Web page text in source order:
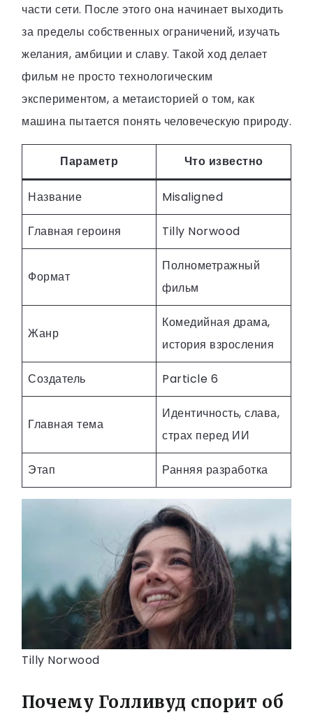
части сети. После этого она начинает выходить
за пределы собственных ограничений, изучать
желания, амбиции и славу. Такой ход делает
фильм не просто технологическим
экспериментом, а метаисторией о том, как
машина пытается понять человеческую природу.
Параметр Что известно
Название Misaligned
Главная героиня Tilly Norwood
Формат
Полнометражный
фильм
Жанр
Комедийная драма,
история взросления
Создатель Particle 6
Главная тема
Идентичность, слава,
страх перед ИИ
Этап Ранняя разработка
Tilly Norwood
Почему Голливуд спорит об